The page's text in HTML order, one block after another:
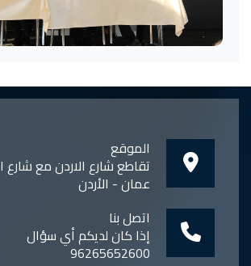
الموقع
تقاطع شارع الاردن مع شارع
عمان - الأردن
اتصل بنا
إذا كان لديكم أي سؤال
96265652600